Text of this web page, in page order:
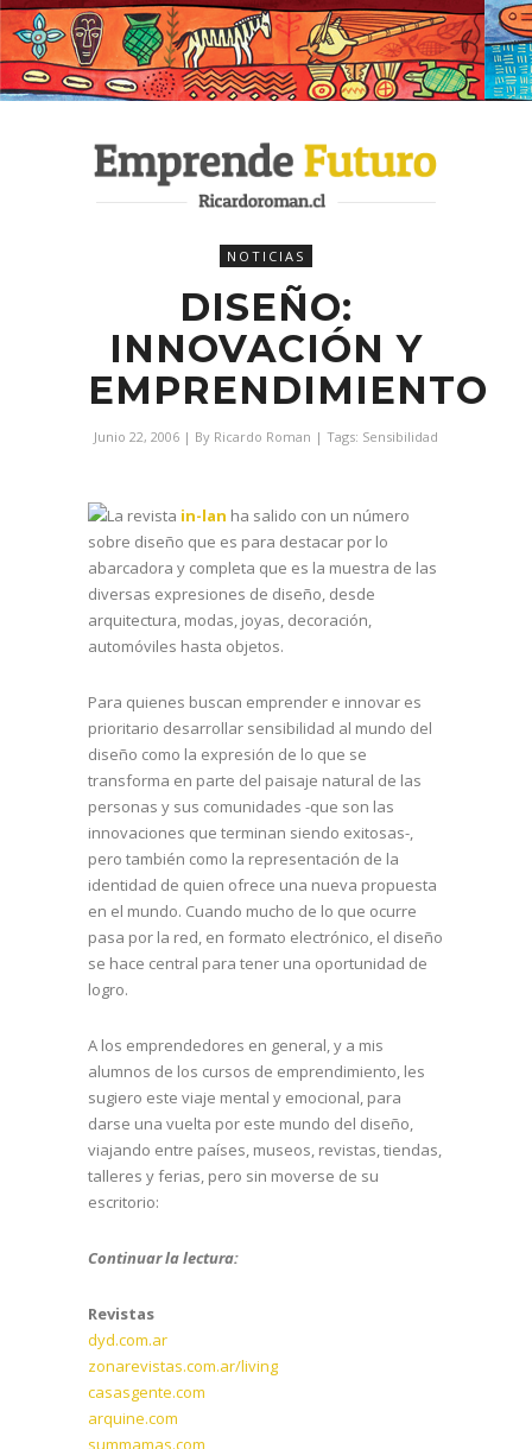
NOTICIAS
DISEÑO:
INNOVACIÓN Y
EMPRENDIMIENTO
Junio 22, 2006 | By Ricardo Roman | Tags: Sensibilidad
La revista in-lan ha salido con un número
sobre diseño que es para destacar por lo
abarcadora y completa que es la muestra de las
diversas expresiones de diseño, desde
arquitectura, modas, joyas, decoración,
automóviles hasta objetos.
Para quienes buscan emprender e innovar es
prioritario desarrollar sensibilidad al mundo del
diseño como la expresión de lo que se
transforma en parte del paisaje natural de las
personas y sus comunidades -que son las
innovaciones que terminan siendo exitosas-,
pero también como la representación de la
identidad de quien ofrece una nueva propuesta
en el mundo. Cuando mucho de lo que ocurre
pasa por la red, en formato electrónico, el diseño
se hace central para tener una oportunidad de
logro.
A los emprendedores en general, y a mis
alumnos de los cursos de emprendimiento, les
sugiero este viaje mental y emocional, para
darse una vuelta por este mundo del diseño,
viajando entre países, museos, revistas, tiendas,
talleres y ferias, pero sin moverse de su
escritorio:
Continuar la lectura:
Revistas
dyd.com.ar
zonarevistas.com.ar/living
casasgente.com
arquine.com
summamas.com